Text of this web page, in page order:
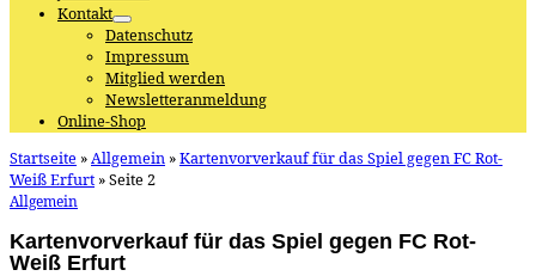
Kontakt
Datenschutz
Impressum
Mitglied werden
Newsletteranmeldung
Online-Shop
Startseite »Allgemein »Kartenvorverkauf für das Spiel gegen FC Rot-
Weiß Erfurt »Seite 2
Allgemein
Kartenvorverkauf für das Spiel gegen FC Rot-
Weiß Erfurt